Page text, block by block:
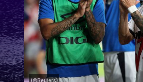
(©Reuters)